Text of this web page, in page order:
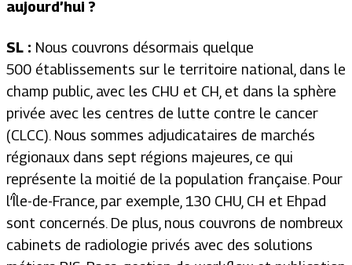
aujourd’hui ?
SL : Nous couvrons désormais quelque
500 établissements sur le territoire national, dans le
champ public, avec les CHU et CH, et dans la sphère
privée avec les centres de lutte contre le cancer
(CLCC). Nous sommes adjudicataires de marchés
régionaux dans sept régions majeures, ce qui
représente la moitié de la population française. Pour
l’Île-de-France, par exemple, 130 CHU, CH et Ehpad
sont concernés. De plus, nous couvrons de nombreux
cabinets de radiologie privés avec des solutions